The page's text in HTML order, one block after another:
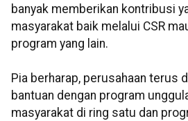
banyak memberikan kontribusi
masyarakat baik melalui CSR
program yang lain.
Pia berharap, perusahaan terus
bantuan dengan program
masyarakat di ring satu dan